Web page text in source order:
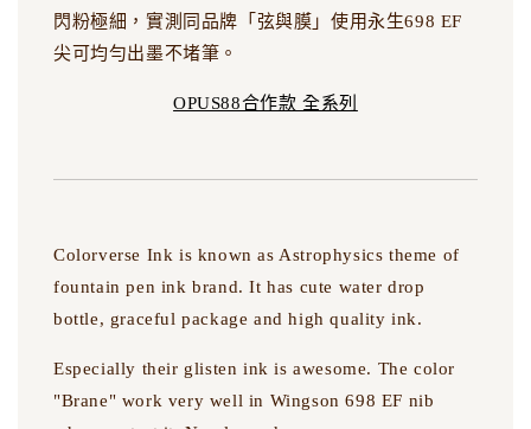
閃粉極細，實測同品牌「弦與膜」使用永生698 EF
尖可均勻出墨不堵筆。
OPUS88合作款 全系列
Colorverse Ink is known as Astrophysics theme of
fountain pen ink brand. It has cute water drop
bottle, graceful package and high quality ink.
Especially their glisten ink is awesome. The color
"Brane" work very well in Wingson 698 EF nib